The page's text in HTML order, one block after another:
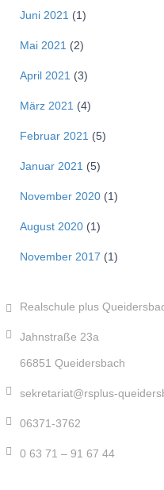
Juni 2021 (1)
Mai 2021 (2)
April 2021 (3)
März 2021 (4)
Februar 2021 (5)
Januar 2021 (5)
November 2020 (1)
August 2020 (1)
November 2017 (1)
Realschule plus
Jahnstraße 23a
66851 Queidersbach
sekretariat@rsplus-
06371-3762
0 63 71 – 91 67 44